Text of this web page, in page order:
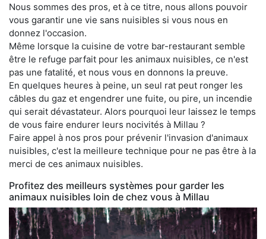
Nous sommes des pros, et à ce titre, nous allons pouvoir
vous garantir une vie sans nuisibles si vous nous en
donnez l'occasion.
Même lorsque la cuisine de votre bar-restaurant semble
être le refuge parfait pour les animaux nuisibles, ce n'est
pas une fatalité, et nous vous en donnons la preuve.
En quelques heures à peine, un seul rat peut ronger les
câbles du gaz et engendrer une fuite, ou pire, un incendie
qui serait dévastateur. Alors pourquoi leur laissez le temps
de vous faire endurer leurs nocivités à Millau ?
Faire appel à nos pros pour prévenir l'invasion d'animaux
nuisibles, c'est la meilleure technique pour ne pas être à la
merci de ces animaux nuisibles.
Profitez des meilleurs systèmes pour garder les
animaux nuisibles loin de chez vous à Millau